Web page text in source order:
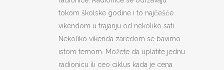
tokom školske godine i to najčešće
vikendom u trajanju od nekoliko sati.
Nekoliko vikenda zaredom se bavimo
istom temom. Možete da uplatite jednu
radionicu ili ceo ciklus kada je cena